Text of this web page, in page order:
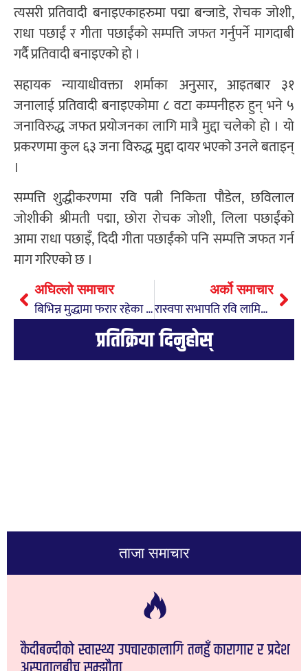
त्यसरी प्रतिवादी बनाइएकाहरुमा पद्मा बन्जाडे, रोचक जोशी,
राधा पछाईं र गीता पछाईंको सम्पत्ति जफत गर्नुपर्ने मागदाबी
गर्दै प्रतिवादी बनाइएको हो ।
सहायक न्यायाधीवक्ता शर्माका अनुसार, आइतबार ३१
जनालाई प्रतिवादी बनाइएकोमा ८ वटा कम्पनीहरु हुन् भने ५
जनाविरुद्ध जफत प्रयोजनका लागि मात्रै मुद्दा चलेको हो । यो
प्रकरणमा कुल ६३ जना विरुद्ध मुद्दा दायर भएको उनले बताइन्
।
सम्पत्ति शुद्धीकरणमा रवि पत्नी निकिता पौडेल, छविलाल
जोशीकी श्रीमती पद्मा, छोरा रोचक जोशी, लिला पछाईंको
आमा राधा पछाइँ, दिदी गीता पछाईंको पनि सम्पत्ति जफत गर्न
माग गरिएको छ ।
अघिल्लो समाचार
बिभिन्न मुद्धामा फरार रहेका तिन जना प्रतिवादी पक्राउ
अर्को समाचार
रास्वपा सभापति रवि लामिछानेको सांसद पद स्वत निलम्बन
प्रतिक्रिया दिनुहोस्
ताजा समाचार
कैदीबन्दीको स्वास्थ्य उपचारकालागि तनहुँ कारागार र प्रदेश
अस्पतालबीच सम्झौता